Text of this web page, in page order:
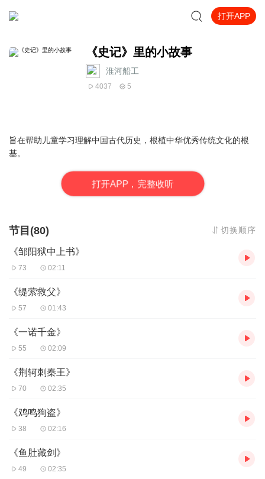
打开APP
《史记》里的小故事
淮河船工
4037 5
旨在帮助儿童学习理解中国古代历史，根植中华优秀传统文化的根
基。
打开APP，完整收听
节目(80) 切换顺序
《邹阳狱中上书》
73 02:11
《缇萦救父》
57 01:43
《一诺千金》
55 02:09
《荆轲刺秦王》
70 02:35
《鸡鸣狗盗》
38 02:16
《鱼肚藏剑》
49 02:35